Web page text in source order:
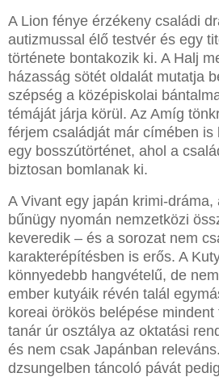
A Lion fénye érzékeny családi
autizmussal élő testvér és egy
története bontakozik ki. A Halj
házasság sötét oldalát mutatja
szépség a középiskolai
témáját járja körül. Az Amíg
férjem családját már címében is
egy bosszútörténet, ahol a
biztosan bomlanak ki.
A Vivant egy japán krimi-dráma,
bűnügy nyomán nemzetközi
keveredik – és a sorozat nem
karakterépítésben is erős. A
könnyedebb hangvételű, de
ember kutyáik révén talál
koreai örökös belépése mindent
tanár úr osztálya az oktatási
és nem csak Japánban
dzsungelben táncoló pávát